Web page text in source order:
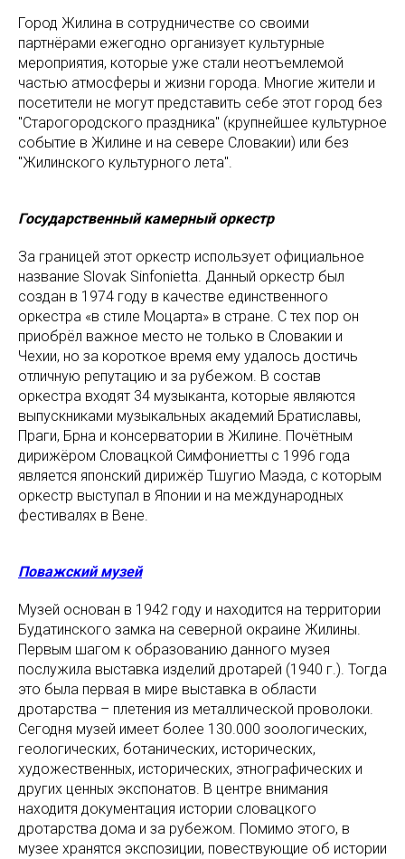
Город Жилина в сотрудничестве со своими
партнёрами ежегодно организует культурные
мероприятия, которые уже стали неотъемлемой
частью атмосферы и жизни города. Многие жители и
посетители не могут представить себе этот город без
"Старогородского праздника" (крупнейшее культурное
событие в Жилине и на севере Словакии) или без
"Жилинского культурного лета".
Государственный камерный оркестр
За границей этот оркестр использует официальное
название Slovak Sinfonietta. Данный оркестр был
создан в 1974 году в качестве единственного
оркестра «в стиле Моцарта» в стране. С тех пор он
приобрёл важное место не только в Словакии и
Чехии, но за короткое время ему удалось достичь
отличную репутацию и за рубежом. В состав
оркестра входят 34 музыканта, которые являются
выпускниками музыкальных академий Братиславы,
Праги, Брна и консерватории в Жилине. Почётным
дирижёром Словацкой Симфониетты с 1996 года
является японский дирижёр Тшугио Маэда, с которым
оркестр выступал в Японии и на международных
фестивалях в Вене.
Поважский музей
Музей основан в 1942 году и находится на территории
Будатинского замка на северной окраине Жилины.
Первым шагом к образованию данного музея
послужила выставка изделий дротарей (1940 г.). Тогда
это была первая в мире выставка в области
дротарства – плетения из металлической проволоки.
Сегодня музей имеет более 130.000 зоологических,
геологических, ботанических, исторических,
художественных, исторических, этнографических и
других ценных экспонатов. В центре внимания
находитя документация истории словацкого
дротарства дома и за рубежом. Помимо этого, в
музее хранятся экспозиции, повествующие об истории